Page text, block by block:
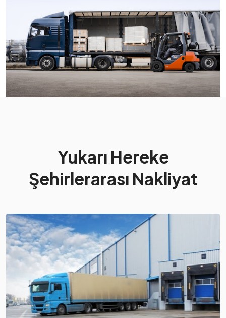
Yukarı Hereke
Şehirlerarası Nakliyat